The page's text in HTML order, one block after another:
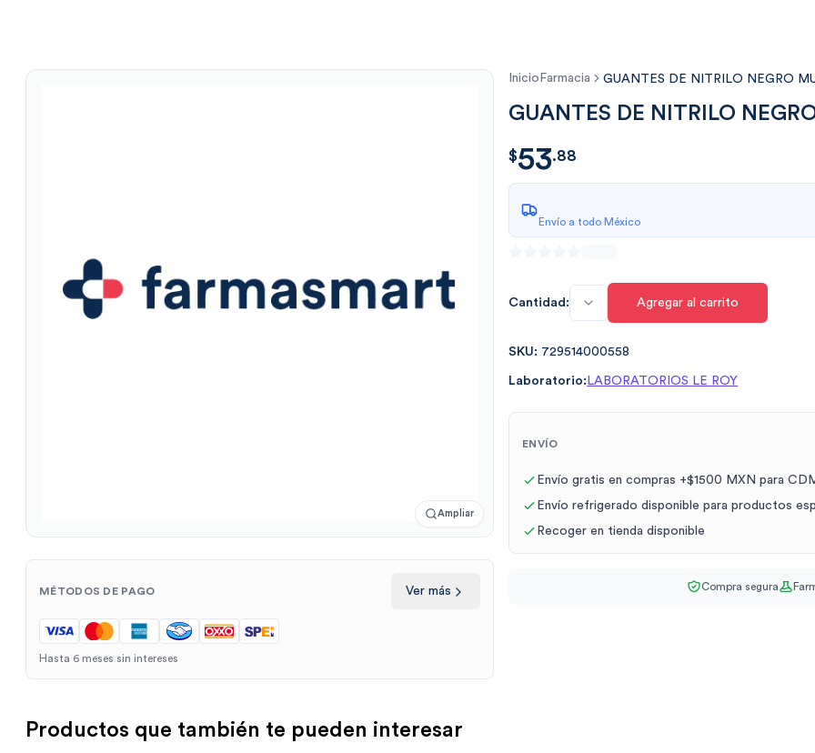
Ampliar
MÉTODOS DE PAGO Ver más
Hasta 6 meses sin intereses
Inicio Farmacia GUANTES DE NITRILO NEGRO
GUANTES DE NITRILO
$53.886988
$53.88
Envío a todo México
Cantidad: Agregar al carrito
SKU: 729514000558
Laboratorio: LABORATORIOS LE ROY
ENVÍO
Envío gratis en compras +$1500 MXN para
Envío refrigerado disponible para productos
Recoger en tienda disponible
Compra segura
Productos que también te pueden interesar